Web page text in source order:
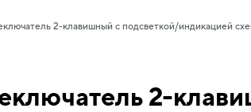
разъемы
2-клавишный с подсветкой/индикацией
2-